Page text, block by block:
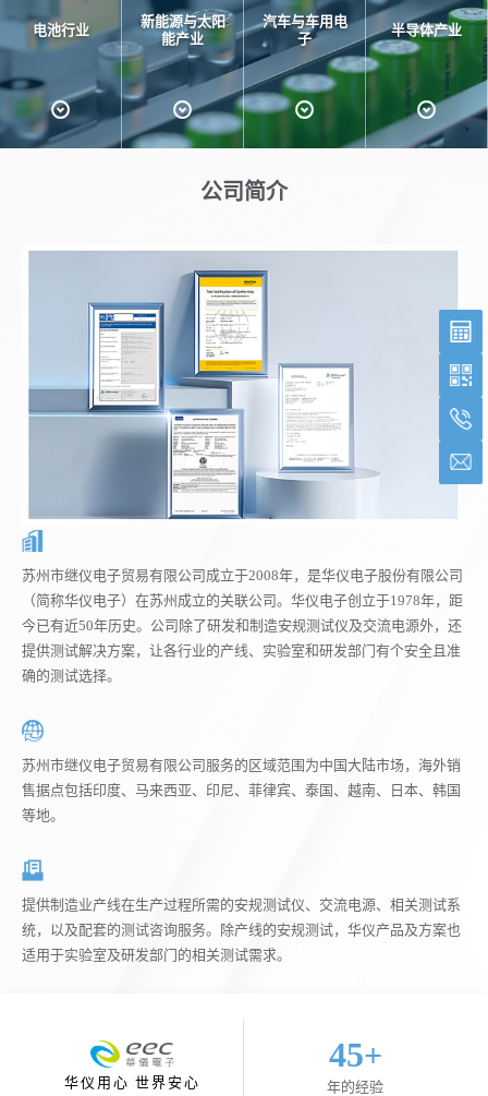
电池行业
新能源与太阳
能产业
汽车与车用电
子
半导体产业
公司简介
苏州市继仪电子贸易有限公司成立于2008年，是华仪电子股份有限公司
（简称华仪电子）在苏州成立的关联公司。华仪电子创立于1978年，距
今已有近50年历史。公司除了研发和制造安规测试仪及交流电源外，还
提供测试解决方案，让各行业的产线、实验室和研发部门有个安全且准
确的测试选择。
苏州市继仪电子贸易有限公司服务的区域范围为中国大陆市场，海外销
售据点包括印度、马来西亚、印尼、菲律宾、泰国、越南、日本、韩国
等地。
提供制造业产线在生产过程所需的安规测试仪、交流电源、相关测试系
统，以及配套的测试咨询服务。除产线的安规测试，华仪产品及方案也
适用于实验室及研发部门的相关测试需求。
华仪用心 世界安心
45+
年的经验